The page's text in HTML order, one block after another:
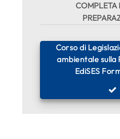
COMPLETA
Corso di
ambientale
EdiSES